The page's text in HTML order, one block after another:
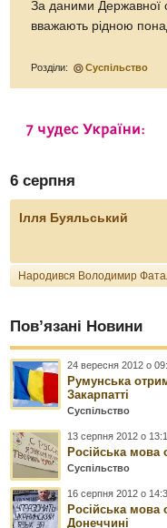
За даними Державної
вважають рідною
Розділи: Суспільство
6 серпня
Ілля Буяльський
Народився Володимир
Пов’язані Новини
24 вересня 2012 о
Румунська
Закарпатті
Суспільство
13 серпня 2012 о
Російська мова
Суспільство
16 серпня 2012 о
Російська мова
Донеччині